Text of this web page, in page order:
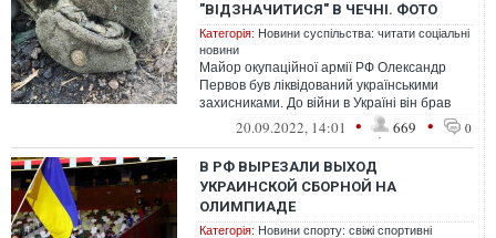
"ВІДЗНАЧИТИСЯ" В ЧЕЧНІ. ФОТО
Категорія: Новини суспільства: читати соціальні
новини
Майор окупаційної армії РФ Олександр
Первов був ліквідований українськими
захисниками. До війни в Україні він брав
участь у бойових діях у Чечні.
20.09.2022, 14:01 • 669 • 0
В РФ ВЫРЕЗАЛИ ВЫХОД
УКРАИНСКОЙ СБОРНОЙ НА
ОЛИМПИАДЕ
Категорія: Новини спорту: свіжі спортивні